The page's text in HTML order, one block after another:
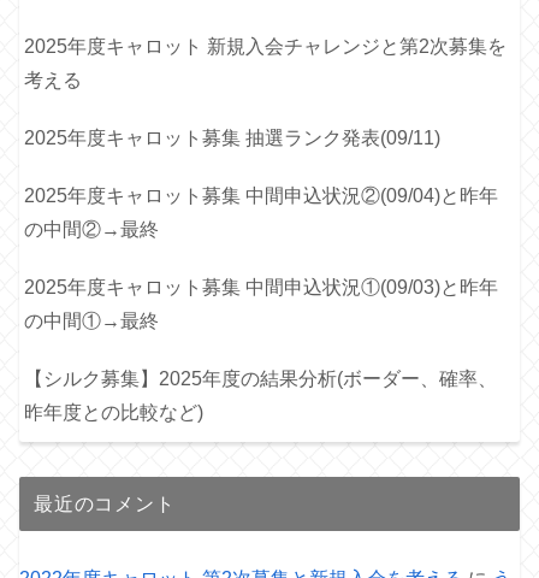
2025年度キャロット 新規入会チャレンジと第2次募集を
考える
2025年度キャロット募集 抽選ランク発表(09/11)
2025年度キャロット募集 中間申込状況②(09/04)と昨年
の中間②→最終
2025年度キャロット募集 中間申込状況①(09/03)と昨年
の中間①→最終
【シルク募集】2025年度の結果分析(ボーダー、確率、
昨年度との比較など)
最近のコメント